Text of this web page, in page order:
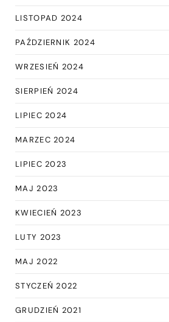
LISTOPAD 2024
PAŹDZIERNIK 2024
WRZESIEŃ 2024
SIERPIEŃ 2024
LIPIEC 2024
MARZEC 2024
LIPIEC 2023
MAJ 2023
KWIECIEŃ 2023
LUTY 2023
MAJ 2022
STYCZEŃ 2022
GRUDZIEŃ 2021